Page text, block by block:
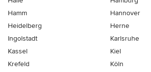
Hamm
Hannover
Heidelberg
Herne
Ingolstadt
Karlsruhe
Kassel
Kiel
Krefeld
Köln